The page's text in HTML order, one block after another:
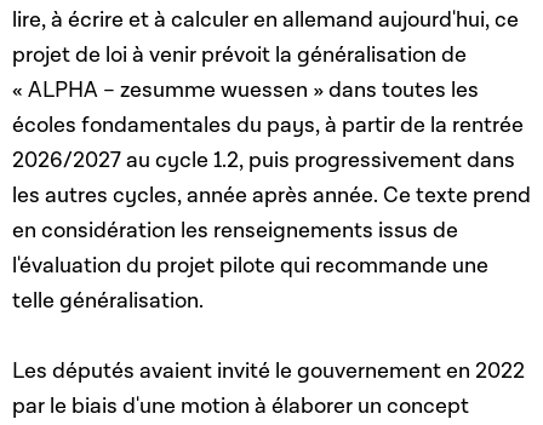
lire, à écrire et à calculer en allemand aujourd'hui, ce
projet de loi à venir prévoit la généralisation de
« ALPHA – zesumme wuessen »dans toutes les
écoles fondamentales du pays, à partir de la rentrée
2026/2027 au cycle 1.2, puis progressivement dans
les autres cycles, année après année. Ce texte prend
en considération les renseignements issus de
l'évaluation du projet pilote qui recommande une
telle généralisation.
Les députés avaient invité le gouvernement en 2022
par le biais d'une motion à élaborer un concept